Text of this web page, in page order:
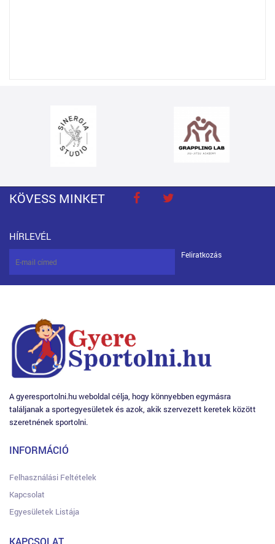
KÖVESS MINKET
HÍRLEVÉL
Feliratkozás
A gyeresportolni.hu weboldal célja, hogy könnyebben egymásra
találjanak a sportegyesületek és azok, akik szervezett keretek között
szeretnének sportolni.
INFORMÁCIÓ
Felhasználási Feltételek
Kapcsolat
Egyesületek Listája
KAPCSOLAT